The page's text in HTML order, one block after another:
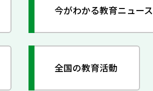
今がわかる教育ニュース
全国の教育活動